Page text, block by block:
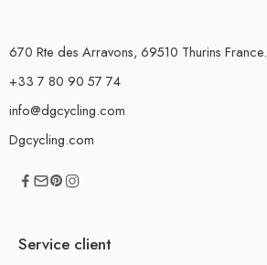
670 Rte des Arravons, 69510 Thurins France.
+33 7 80 90 57 74
info@dgcycling.com
Dgcycling.com
Service client